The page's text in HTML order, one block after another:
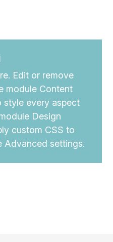
Edit or remove
module Content
style every aspect
Design
custom CSS to
Advanced settings.